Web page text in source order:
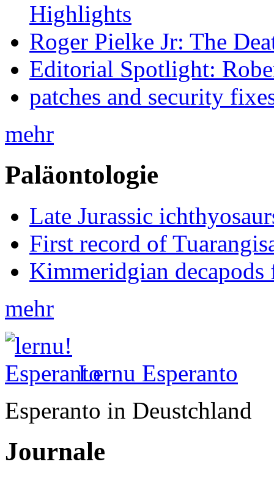
Highlights
Roger Pielke Jr: The
Editorial Spotlight:
patches and security
mehr
Paläontologie
Late Jurassic
First record of
Kimmeridgian
mehr
Lernu Esperanto
Esperanto in Deustchland
Journale